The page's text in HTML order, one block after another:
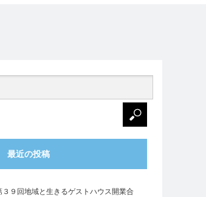
最近の投稿
３９回地域と生きるゲストハウス開業合